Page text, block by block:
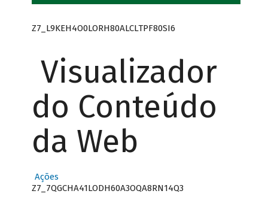
Z7_L9KEH4O0LORH80ALCLTPF80SI6
Visualizador
do Conteúdo
da Web
Ações
Z7_7QGCHA41LODH60A3OQA8RN14Q3